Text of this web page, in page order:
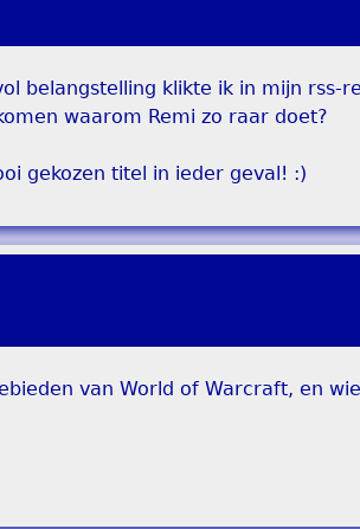
belangstelling klikte ik in mijn rss-
waarom Remi zo raar doet?
gekozen titel in ieder geval! :)
van World of Warcraft, en